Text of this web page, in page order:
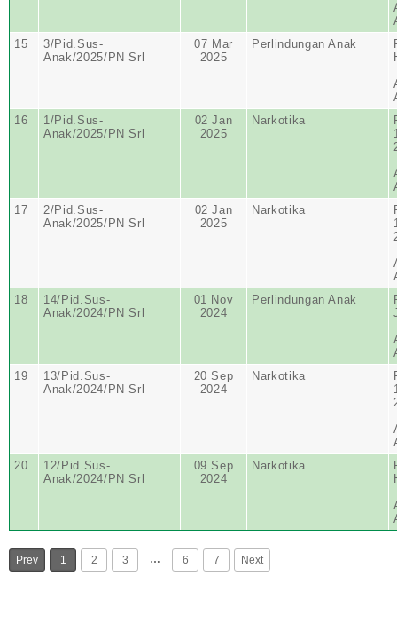
15
3/Pid.Sus-
Anak/2025/PN Srl
07 Mar
2025
Perlindungan Anak
16
1/Pid.Sus-
Anak/2025/PN Srl
02 Jan
2025
Narkotika
17
2/Pid.Sus-
Anak/2025/PN Srl
02 Jan
2025
Narkotika
18
14/Pid.Sus-
Anak/2024/PN Srl
01 Nov
2024
Perlindungan Anak
19
13/Pid.Sus-
Anak/2024/PN Srl
20 Sep
2024
Narkotika
20
12/Pid.Sus-
Anak/2024/PN Srl
09 Sep
2024
Narkotika
Prev 1 2 3 … 6 7 Next